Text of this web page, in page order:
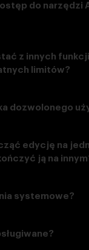
do narzędzi
z innych
limitów?
dozwolonego
edycję na
ją na
systemowe?